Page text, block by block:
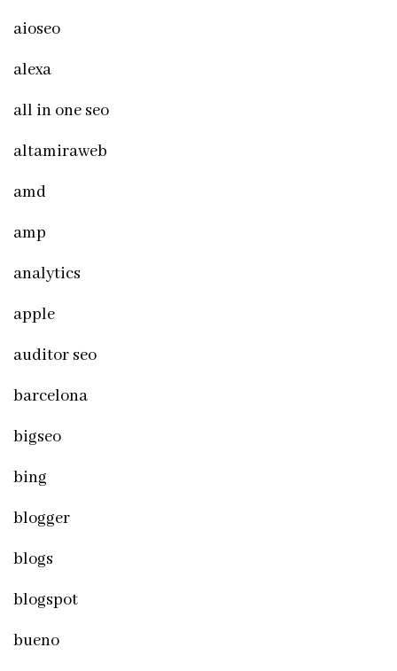
aioseo
alexa
all in one seo
altamiraweb
amd
amp
analytics
apple
auditor seo
barcelona
bigseo
bing
blogger
blogs
blogspot
bueno